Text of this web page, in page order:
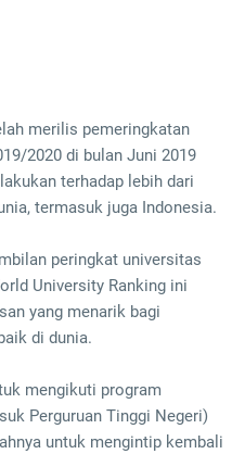
merilis pemeringkatan
2020 di bulan Juni 2019
terhadap lebih dari
termasuk juga Indonesia.
peringkat universitas
University Ranking ini
yang menarik bagi
di dunia.
mengikuti program
Perguruan Tinggi Negeri)
untuk mengintip kembali